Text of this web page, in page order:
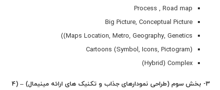
Process , Road map
Big Picture, Conceptual Picture
Maps Location, Metro, Geography, Genetics))
Cartoons (Symbol, Icons, Pictogram)
Hybrid) Complex)
3- بخش سوم (طراحی نمودارهای جذاب و تکنیک های ارائه مینیمال) – (4